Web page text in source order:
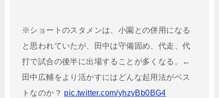
※ショートのスタメンは、小園との併用になる
と思われていたが、田中は守備固め、代走、代
打で試合の後半に出場することが多くなる。←
田中広輔をより活かすにはどんな起用法がベス
トなのか？ pic.twitter.com/yhzyBb0BG4